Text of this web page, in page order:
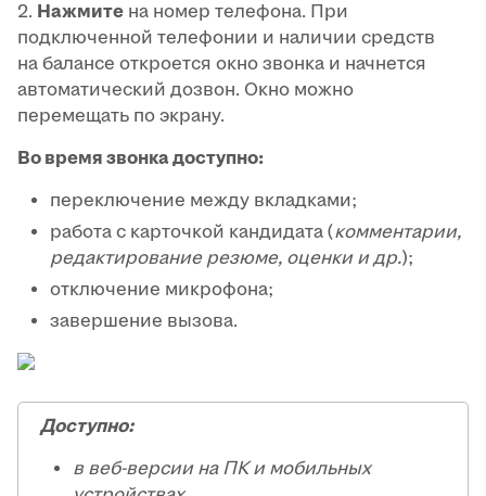
2. Нажмите на номер телефона. При
подключенной телефонии и наличии средств
на балансе откроется окно звонка и начнется
автоматический дозвон. Окно можно
перемещать по экрану.
Во время звонка доступно:
переключение между вкладками;
работа с карточкой кандидата (комментарии,
редактирование резюме, оценки и др.);
отключение микрофона;
завершение вызова.
Доступно:
в веб-версии на ПК и мобильных